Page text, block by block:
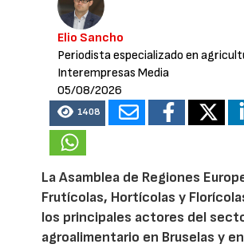
Elio Sancho
Periodista especializado en
Interempresas Media
05/08/2026
1408
La Asamblea de Regiones
Frutícolas, Hortícolas y
los principales actores del
agroalimentario en Bruselas y